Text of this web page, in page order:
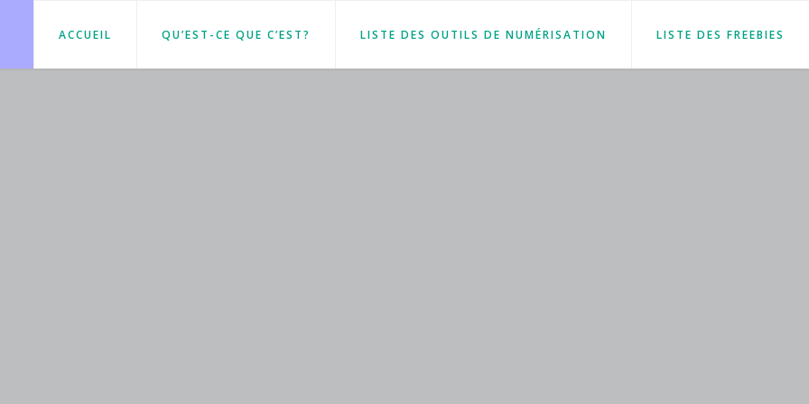
ACCUEIL QU’EST-CE QUE C’EST? LISTE DES OUTILS DE NUMÉRISATION LISTE DES FREEBIES